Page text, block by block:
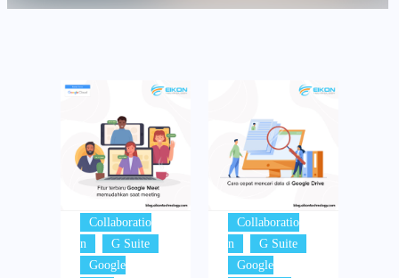
Collaboratio
n
G Suite
Google
Collaboratio
n
G Suite
Google